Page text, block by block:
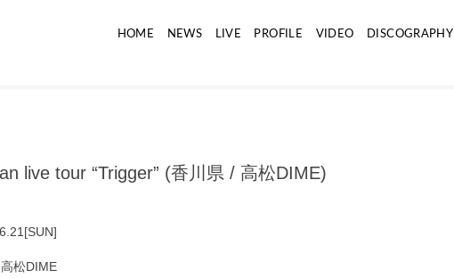
HOME NEWS LIVE PROFILE VIDEO DISCOGRAPHY
live tour “Trigger” (香川県 / 高松DIME)
[SUN]
高松DIME